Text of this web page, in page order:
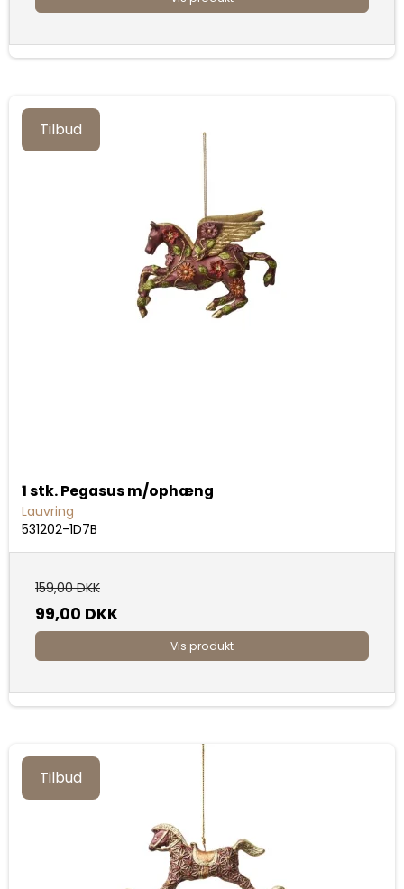
Tilbud
1 stk. Pegasus m/ophæng
Lauvring
531202-1D7B
159,00 DKK
99,00 DKK
Vis produkt
Tilbud